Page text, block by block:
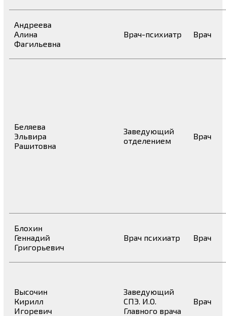
Андреева
Алина
Фагильевна
Врач-психиатр Врач
Беляева
Эльвира
Рашитовна
Заведующий
отделением
Врач
Блохин
Геннадий
Григорьевич
Врач психиатр Врач
Высочин
Кирилл
Игоревич
Заведующий
СПЭ. И.О.
Главного врача
Врач